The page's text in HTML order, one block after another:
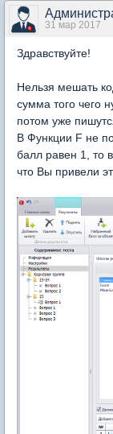
31 мар 2017
Здравствуйте!
Нельзя мешать
сумма того чего
потом уже
В Функции F не
балл равен 1, то
что Вы привели